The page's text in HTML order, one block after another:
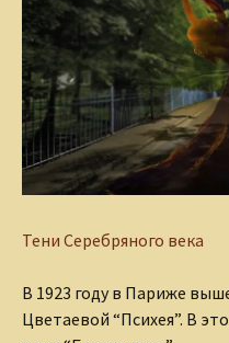
Тени Серебряного века
В 1923 году в Париже
Цветаевой “Психея”. В